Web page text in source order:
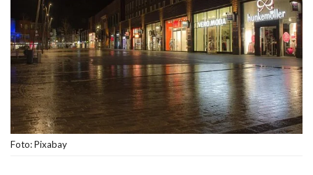
Foto: Pixabay